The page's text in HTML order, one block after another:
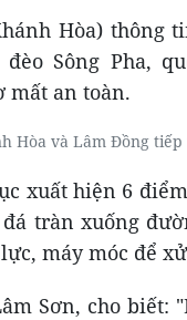
Hòa) thông
Sông Pha,
mất an toàn.
Hòa và Lâm Đồng
xuất hiện 6
tràn xuống
máy móc để
Sơn, cho biết: